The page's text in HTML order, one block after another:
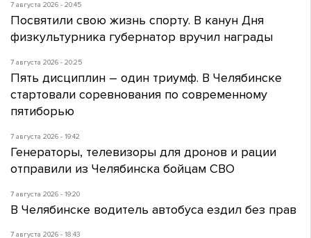
7 августа 2026 - 20:45
Посвятили свою жизнь спорту. В канун Дня
физкультурника губернатор вручил награды
7 августа 2026 - 20:25
Пять дисциплин – один триумф. В Челябинске
стартовали соревнования по современному
пятиборью
7 августа 2026 - 19:42
Генераторы, телевизоры для дронов и рации
отправили из Челябинска бойцам СВО
7 августа 2026 - 19:20
В Челябинске водитель автобуса ездил без прав
7 августа 2026 - 18:43